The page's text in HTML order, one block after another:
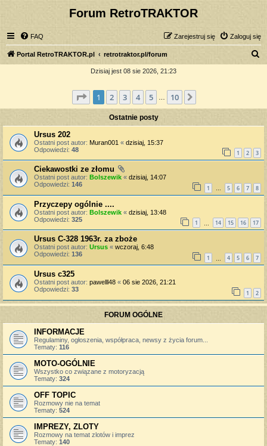
Forum RetroTRAKTOR
FAQ Zaloguj się
Zarejestruj się
Portal RetroTRAKTOR.pl retrotraktor.pl/forum
a
j
Dzisiaj jest 08 sie 2026, 21:23
Strona z10
1 2 3 4 5 10
Ostatnie posty
Ursus 202
Ostatni post autor: Muran001 « dzisiaj, 15:37
Odpowiedzi: 48 1 2 3
Ciekawostki ze złomu
Ostatni post autor: Bolszewik « dzisiaj, 14:07
Odpowiedzi: 146 1 … 5 6 7 8
Przyczepy ogólnie ....
Ostatni post autor: Bolszewik « dzisiaj, 13:48
Odpowiedzi: 325 1 14 15 16 17
Ursus C-328 1963r. za zboże
Ostatni post autor: Ursus « wczoraj, 6:48
Odpowiedzi: 136 1 4 5 6 7
Ursus c325
Ostatni post autor: pawelll48 « 06 sie 2026, 21:21
Odpowiedzi: 33 1 2
FORUM OGÓLNE
INFORMACJE
Regulaminy, ogłoszenia, współpraca, newsy z życia forum...
Tematy: 116
MOTO-OGÓLNIE
Wszystko co związane z motoryzacją
Tematy: 324
OFF TOPIC
Rozmowy nie na temat
Tematy: 524
IMPREZY, ZLOTY
Rozmowy na temat zlotów i imprez
Tematy: 140